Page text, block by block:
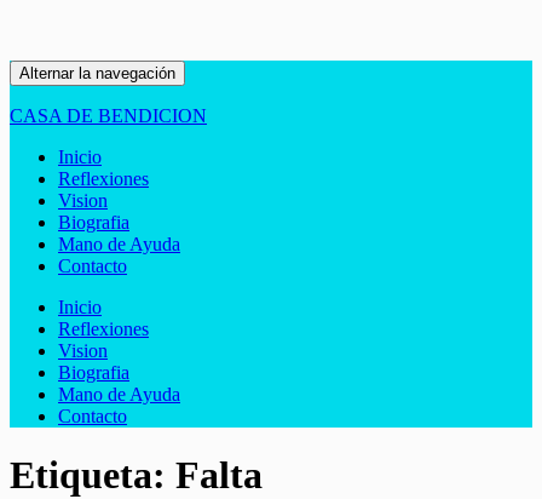
Alternar la navegación
CASA DE BENDICION
Inicio
Reflexiones
Vision
Biografia
Mano de Ayuda
Contacto
Inicio
Reflexiones
Vision
Biografia
Mano de Ayuda
Contacto
Etiqueta: Falta